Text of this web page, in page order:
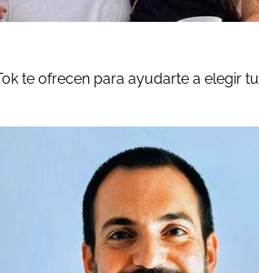
te ofrecen para ayudarte a elegir tu